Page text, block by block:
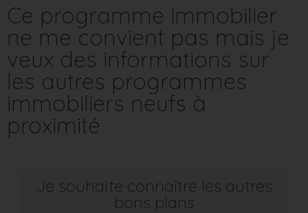
Ce programme immobilier
ne me convient pas mais je
veux des informations sur
les autres programmes
immobiliers neufs à
proximité
Je souhaite connaître les autres
bons plans